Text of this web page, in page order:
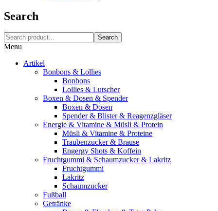
Search
Search
Menu
Artikel
Bonbons & Lollies
Bonbons
Lollies & Lutscher
Boxen & Dosen & Spender
Boxen & Dosen
Spender & Blister & Reagenzgläser
Energie & Vitamine & Müsli & Protein
Müsli & Vitamine & Proteine
Traubenzucker & Brause
Engergy Shots & Koffein
Fruchtgummi & Schaumzucker & Lakritz
Fruchtgummi
Lakritz
Schaumzucker
Fußball
Getränke